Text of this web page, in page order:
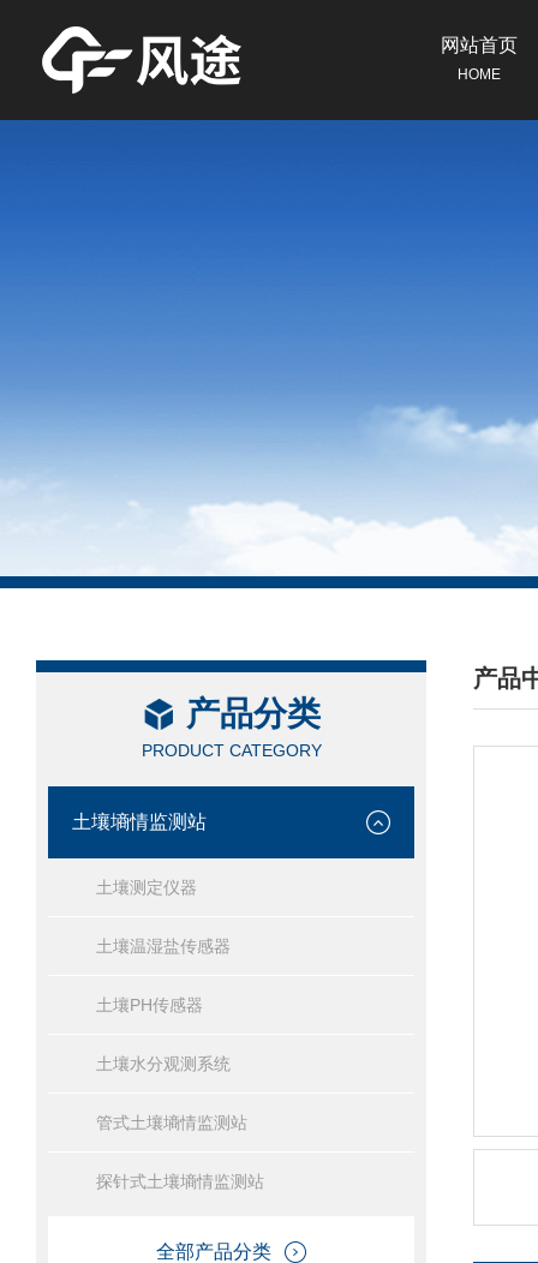
网站首页
HOME
产品分类
PRODUCT CATEGORY
土壤墒情监测站
土壤测定仪器
土壤温湿盐传感器
土壤PH传感器
土壤水分观测系统
管式土壤墒情监测站
探针式土壤墒情监测站
全部产品分类
产品
/